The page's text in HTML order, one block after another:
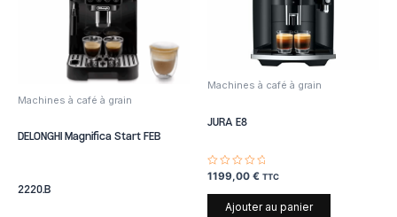
Machines à café à grain
DELONGHI Magnifica Start FEB
2220.B
Machines à café à grain
JURA E8
Note
sur
1199,00 € TTC
Ajouter au panier